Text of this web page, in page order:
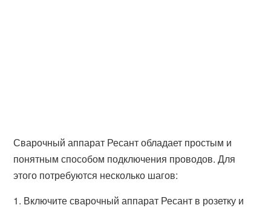
Сварочный аппарат Ресант обладает простым и
понятным способом подключения проводов. Для
этого потребуются несколько шагов:
1. Включите сварочный аппарат Ресант в розетку и